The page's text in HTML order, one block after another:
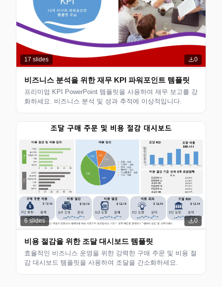
17 slides 0
비즈니스 분석을 위한 재무 KPI 파워포인트 템플릿
프리미엄 KPI PowerPoint 템플릿을 사용하여 재무 보고를 강
화하세요. 비즈니스 분석 및 성과 추적에 이상적입니다.
6 slides 0
비용 절감을 위한 조달 대시보드 템플릿
효율적인 비즈니스 운영을 위한 강력한 구매 주문 및 비용 절
감 대시보드 템플릿을 사용하여 조달을 간소화하세요.